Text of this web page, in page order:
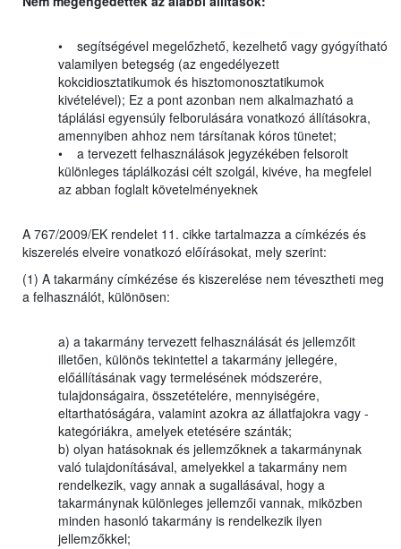
• segítségével megelőzhető, kezelhető vagy gyógyítható
valamilyen betegség (az engedélyezett
kokcidiosztatikumok és hisztomonosztatikumok
kivételével); Ez a pont azonban nem alkalmazható a
táplálási egyensúly felborulására vonatkozó állításokra,
amennyiben ahhoz nem társítanak kóros tünetet;
• a tervezett felhasználások jegyzékében felsorolt
különleges táplálkozási célt szolgál, kivéve, ha megfelel
az abban foglalt követelményeknek
A 767/2009/EK rendelet 11. cikke tartalmazza a címkézés és
kiszerelés elveire vonatkozó előírásokat, mely szerint:
(1) A takarmány címkézése és kiszerelése nem tévesztheti meg
a felhasználót, különösen:
a) a takarmány tervezett felhasználását és jellemzőit
illetően, különös tekintettel a takarmány jellegére,
előállításának vagy termelésének módszerére,
tulajdonságaira, összetételére, mennyiségére,
eltarthatóságára, valamint azokra az állatfajokra vagy -
kategóriákra, amelyek etetésére szánták;
b) olyan hatásoknak és jellemzőknek a takarmánynak
való tulajdonításával, amelyekkel a takarmány nem
rendelkezik, vagy annak a sugallásával, hogy a
takarmánynak különleges jellemzői vannak, miközben
minden hasonló takarmány is rendelkezik ilyen
jellemzőkkel;